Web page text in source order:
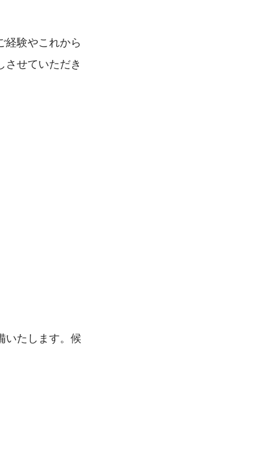
経験やこれから
せていただき
いたします。候